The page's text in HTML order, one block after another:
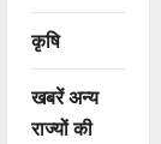
कृषि
खबरें अन्य
राज्यों की